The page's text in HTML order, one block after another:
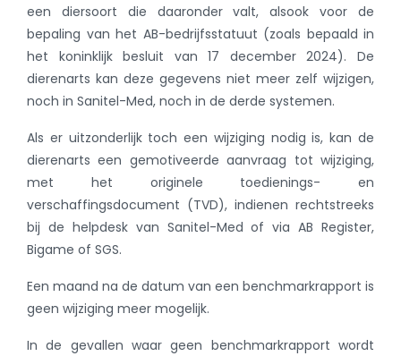
een diersoort die daaronder valt, alsook voor de
bepaling van het AB-bedrijfsstatuut (zoals bepaald in
het koninklijk besluit van 17 december 2024). De
dierenarts kan deze gegevens niet meer zelf wijzigen,
noch in Sanitel-Med, noch in de derde systemen.
Als er uitzonderlijk toch een wijziging nodig is, kan de
dierenarts een gemotiveerde aanvraag tot wijziging,
met het originele toedienings- en
verschaffingsdocument (TVD), indienen rechtstreeks
bij de helpdesk van Sanitel-Med of via AB Register,
Bigame of SGS.
Een maand na de datum van een benchmarkrapport is
geen wijziging meer mogelijk.
In de gevallen waar geen benchmarkrapport wordt